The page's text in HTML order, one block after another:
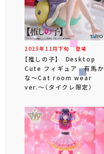
2025年 11 月 下旬 登場
【推しの子】 Desktop
Cute フィギュア 有馬か
な～Cat room wear
ver.～（タイクレ限定）